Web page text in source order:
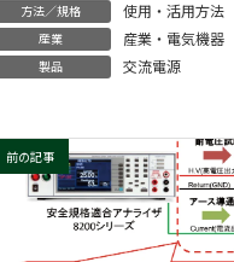
方法／規格 使用・活用方法
産業 産業・電気機器
製品 交流電源
前の記事